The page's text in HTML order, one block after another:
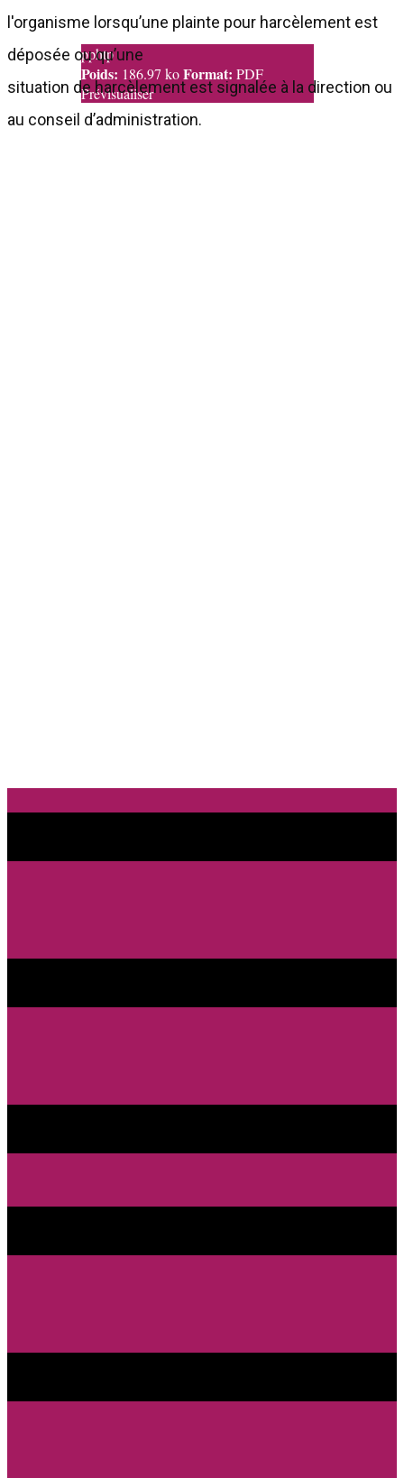
pphtp
Poids: 186.97 koFormat: PDF
Prévisualiser
l'organisme lorsqu’une plainte pour harcèlement est
déposée ou qu’une
situation de harcèlement est signalée à la direction ou
au conseil d’administration.